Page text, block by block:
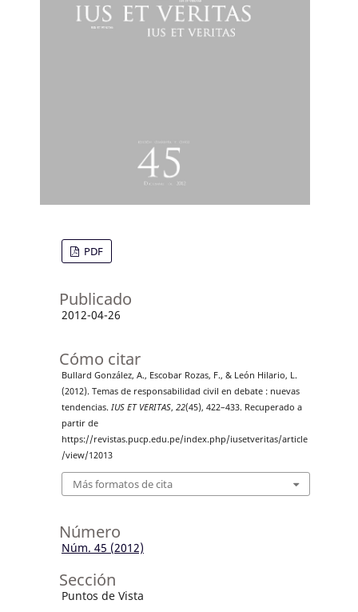
PDF
Publicado
2012-04-26
Cómo citar
Bullard González, A., Escobar Rozas, F., & León Hilario, L.
(2012). Temas de responsabilidad civil en debate : nuevas
tendencias. IUS ET VERITAS, 22(45), 422–433. Recuperado a
partir de
https://revistas.pucp.edu.pe/index.php/iusetveritas/article
/view/12013
Más formatos de cita
Número
Núm. 45 (2012)
Sección
Puntos de Vista